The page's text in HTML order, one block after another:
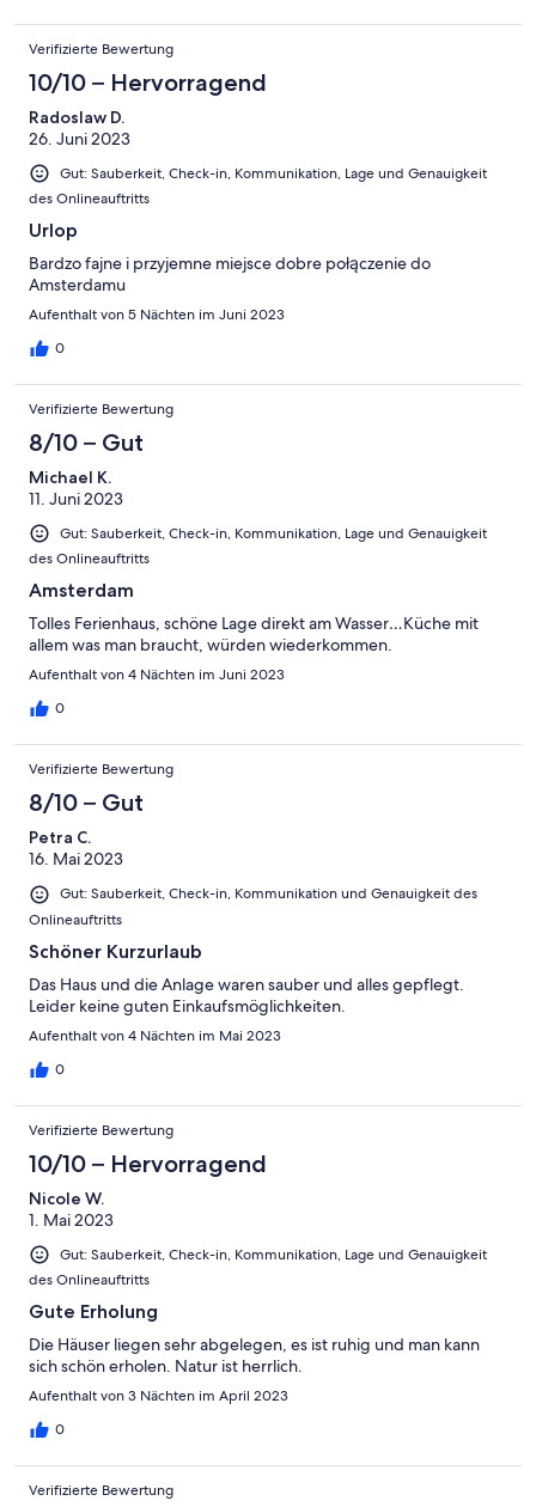
Verifizierte Bewertung
10/10 – Hervorragend
Radoslaw D.
26. Juni 2023
Gut: Sauberkeit, Check-in, Kommunikation, Lage und Genauigkeit
des Onlineauftritts
Urlop
Bardzo fajne i przyjemne miejsce dobre połączenie do
Amsterdamu
Aufenthalt von 5 Nächten im Juni 2023
0
Verifizierte Bewertung
8/10 – Gut
Michael K.
11. Juni 2023
Gut: Sauberkeit, Check-in, Kommunikation, Lage und Genauigkeit
des Onlineauftritts
Amsterdam
Tolles Ferienhaus, schöne Lage direkt am Wasser…Küche mit
allem was man braucht, würden wiederkommen.
Aufenthalt von 4 Nächten im Juni 2023
0
Verifizierte Bewertung
8/10 – Gut
Petra C.
16. Mai 2023
Gut: Sauberkeit, Check-in, Kommunikation und Genauigkeit des
Onlineauftritts
Schöner Kurzurlaub
Das Haus und die Anlage waren sauber und alles gepflegt.
Leider keine guten Einkaufsmöglichkeiten.
Aufenthalt von 4 Nächten im Mai 2023
0
Verifizierte Bewertung
10/10 – Hervorragend
Nicole W.
1. Mai 2023
Gut: Sauberkeit, Check-in, Kommunikation, Lage und Genauigkeit
des Onlineauftritts
Gute Erholung
Die Häuser liegen sehr abgelegen, es ist ruhig und man kann
sich schön erholen. Natur ist herrlich.
Aufenthalt von 3 Nächten im April 2023
0
Verifizierte Bewertung